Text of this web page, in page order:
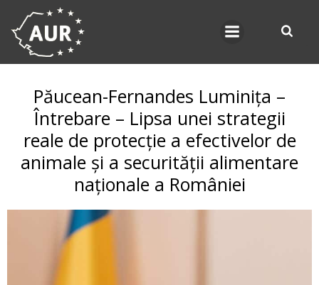
Păucean-Fernandes Luminița –
Întrebare – Lipsa unei strategii
reale de protecție a efectivelor de
animale și a securității alimentare
naționale a României